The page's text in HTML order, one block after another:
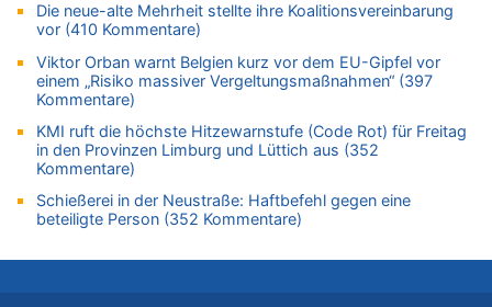
06.08.2026 - 23:53 von Foto Anneliese zu
Mehrere Menschen in Londons City niedergestochen
06.08.2026 - 23:25 von WK zu
FIFA-Spitze demonstriert Einigkeit trotz Kritik und neuer
Vorwürfe gegen Präsident Gianni Infantino
06.08.2026 - 22:48 von DG zu
FIFA-Spitze demonstriert Einigkeit trotz Kritik und neuer
Vorwürfe gegen Präsident Gianni Infantino
06.08.2026 - 22:07 von DR ALBERN zu
FIFA-Spitze demonstriert Einigkeit trotz Kritik und neuer
Die neue-alte Mehrheit stellte ihre Koalitionsvereinbarung
vor (410 Kommentare)
Viktor Orban warnt Belgien kurz vor dem EU-Gipfel vor
einem „Risiko massiver Vergeltungsmaßnahmen“ (397
Kommentare)
KMI ruft die höchste Hitzewarnstufe (Code Rot) für Freitag
in den Provinzen Limburg und Lüttich aus (352
Kommentare)
Schießerei in der Neustraße: Haftbefehl gegen eine
beteiligte Person (352 Kommentare)